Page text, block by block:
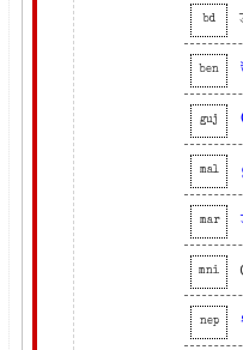
bd
ben
guj
mal
mar
mni
nep